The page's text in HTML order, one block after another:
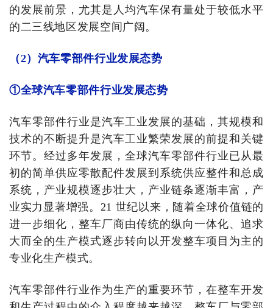
的发展前景，尤其是人均汽车保有量处于较低水平
的二三线地区发展空间广阔。
（2）汽车零部件行业发展态势
①全球汽车零部件行业发展态势
汽车零部件行业是汽车工业发展的基础，其规模和
技术的不断提升是汽车工业繁荣发展的前提和关键
环节。经过多年发展，全球汽车零部件行业已从最
初的简单供应零散配件发展到系统供应整件和总成
系统，产业规模逐步壮大，产业链条逐渐丰富，产
业实力显著增强。21 世纪以来，随着全球价值链的
进一步细化，整车厂商由传统的纵向一体化、追求
大而全的生产模式逐步转向以开发整车项目为主的
专业化生产模式。
汽车零部件行业作为生产的重要环节，在整车开发